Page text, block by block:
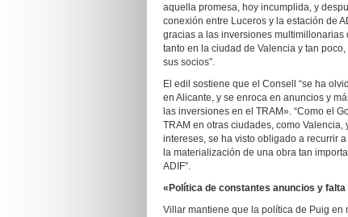
aquella promesa, hoy incumplida, y
conexión entre Luceros y la estación de
gracias a las inversiones multimillonarias
tanto en la ciudad de Valencia y tan
sus socios”.
El edil sostiene que el Consell “se ha
en Alicante, y se enroca en anuncios y
las inversiones en el TRAM». “Como el
TRAM en otras ciudades, como
intereses, se ha visto obligado a recurrir
la materialización de una obra tan
ADIF”.
«Política de constantes anuncios y
Villar mantiene que la política de Puig en